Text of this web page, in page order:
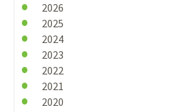
2026
2025
2024
2023
2022
2021
2020